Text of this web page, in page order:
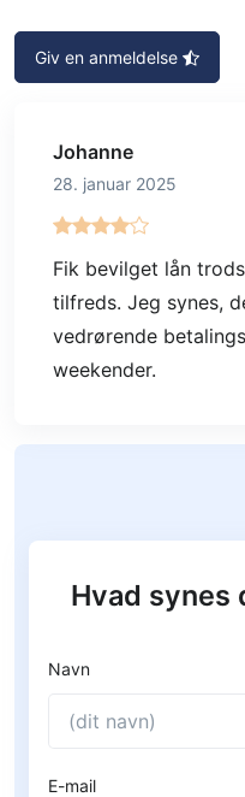
Giv en anmeldelse
Johanne
28. januar 2025
Fik bevilget lån
tilfreds. Jeg synes,
vedrørende
weekender.
Hvad synes
Navn
E-mail